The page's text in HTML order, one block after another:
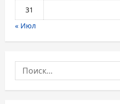
31
« Июл
Найти: